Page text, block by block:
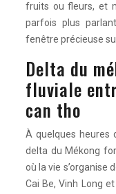
fruits ou fleurs, et
parfois plus
fenêtre précieuse
Delta du
fluviale
can tho
À quelques heures
delta du Mékong
où la vie s’organise
Cai Be, Vinh Long